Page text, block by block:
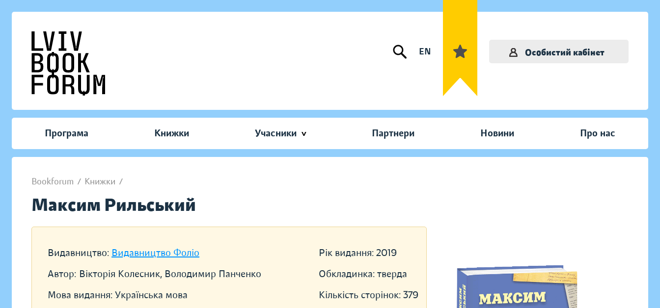
EN Особистий кабінет
Програма Книжки Учасники Партнери Новини Про нас
Bookforum / Книжки /
Максим Рильський
Видавництво: Видавництво Фоліо
Автор: Вікторія Колесник, Володимир Панченко
Мова видання: Українська мова
Рік видання: 2019
Обкладинка: тверда
Кількість сторінок: 379